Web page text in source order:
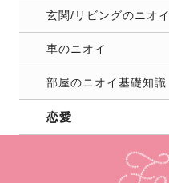
玄関/リビングのニオイ
車のニオイ
部屋のニオイ基礎知識
恋愛